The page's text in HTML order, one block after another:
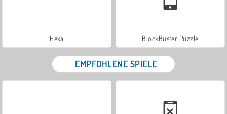
Hexa BlockBuster Puzzle
EMPFOHLENE SPIELE